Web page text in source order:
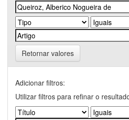
Retornar valores
Adicionar filtros:
Utilizar filtros para refinar o